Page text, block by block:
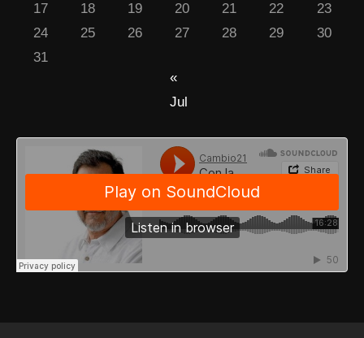
17
18 19 20 21 22
23
24
25 26 27 28 29
30
31
«
Jul